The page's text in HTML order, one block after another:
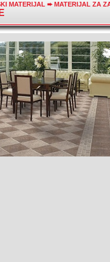
MATERIJAL ➨MATERIJAL ZA